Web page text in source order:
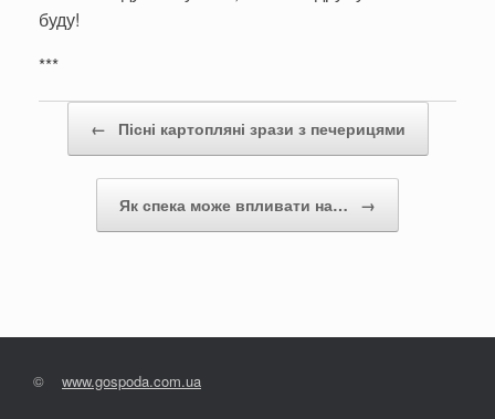
буду!
***
← Пісні картопляні зрази з печерицями
Як спека може впливати на… →
© www.gospoda.com.ua